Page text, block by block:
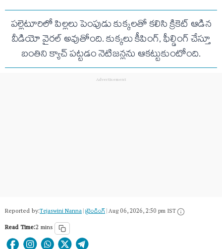
పల్లెటూరిలో పిల్లలు పెంపుడు కుక్కలతో కలిసి క్రికెట్ ఆడిన
వీడియో వైరల్ అవుతోంది. కుక్కలు కీపింగ్, ఫీల్డింగ్ చేస్తూ
బంతిని క్యాచ్ పట్టడం నెటిజన్లను ఆకట్టుకుంటోంది.
Reported by:Tejaswini Nanna|ట్రెండింగ్|Aug 06, 2026, 2:50 pm IST
Read Time:2 mins